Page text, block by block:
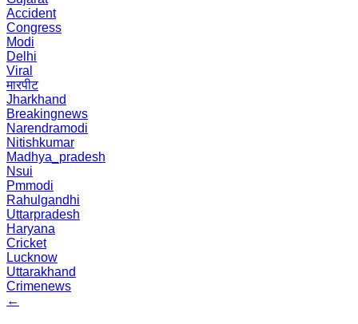
Accident
Congress
Modi
Delhi
Viral
मारपीट
Jharkhand
Breakingnews
Narendramodi
Nitishkumar
Madhya_pradesh
Nsui
Pmmodi
Rahulgandhi
Uttarpradesh
Haryana
Cricket
Lucknow
Uttarakhand
Crimenews
←